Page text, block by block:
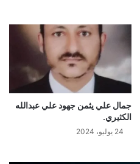
جمال علي يثمن جهود علي عبدالله
الكثيري.
24 يوليو، 2024